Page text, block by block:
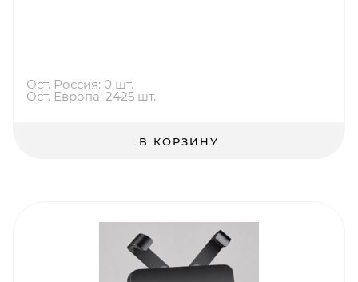
Ост. Россия: 0 шт.
Ост. Европа: 2425 шт.
В КОРЗИНУ